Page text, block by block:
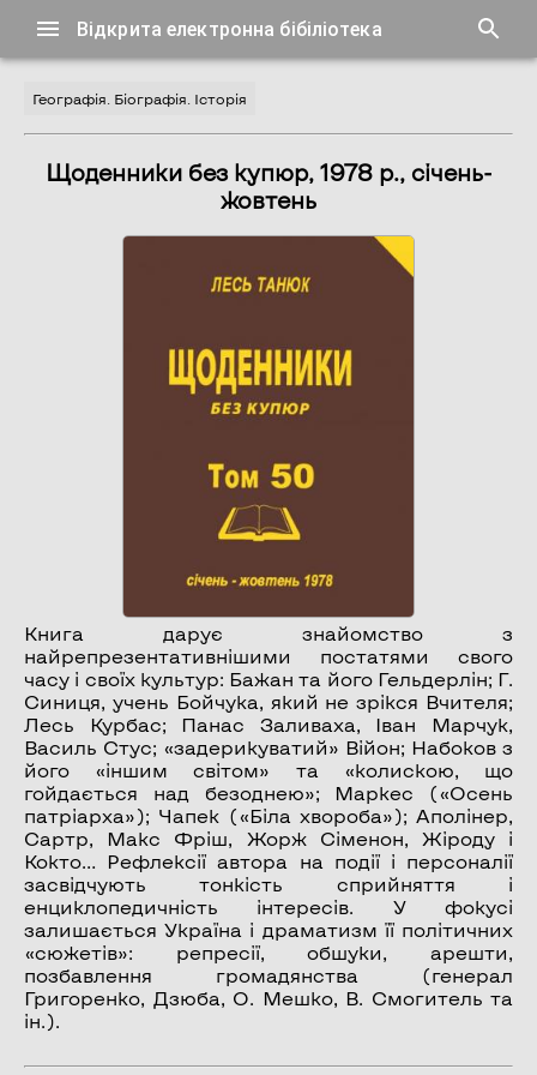
Відкрита електронна бібіліотека
Географія. Біографія. Історія
Щоденники без купюр, 1978 р., січень-
жовтень
Книга дарує знайомство з
найрепрезентативнішими постатями свого
часу і своїх культур: Бажан та його Гельдерлін; Г.
Синиця, учень Бойчука, який не зрікся Вчителя;
Лесь Курбас; Панас Заливаха, Іван Марчук,
Василь Стус; «задерикуватий» Війон; Набоков з
його «іншим світом» та «колискою, що
гойдається над безоднею»; Маркес («Осень
патріарха»); Чапек («Біла хвороба»); Аполінер,
Сартр, Макс Фріш, Жорж Сіменон, Жіроду і
Кокто… Рефлексії автора на події і персоналії
засвідчують тонкість сприйняття і
енциклопедичність інтересів. У фокусі
залишається Україна і драматизм її політичних
«сюжетів»: репресії, обшуки, арешти,
позбавлення громадянства (генерал
Григоренко, Дзюба, О. Мешко, В. Смогитель та
ін.).